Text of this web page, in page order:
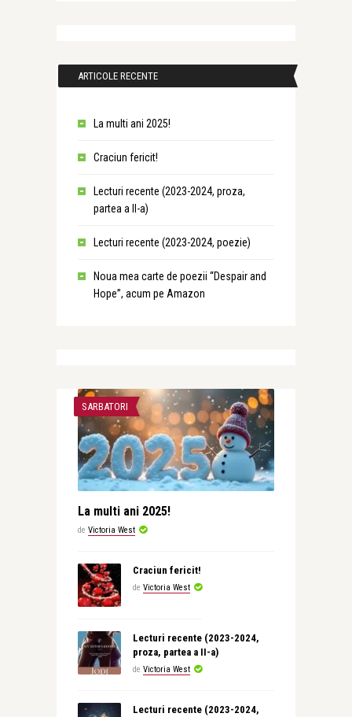
ARTICOLE RECENTE
La multi ani 2025!
Craciun fericit!
Lecturi recente (2023-2024, proza,
partea a II-a)
Lecturi recente (2023-2024, poezie)
Noua mea carte de poezii “Despair and
Hope”, acum pe Amazon
SARBATORI
La multi ani 2025!
de Victoria West
Craciun fericit!
de Victoria West
Lecturi recente (2023-2024,
proza, partea a II-a)
de Victoria West
Lecturi recente (2023-2024,